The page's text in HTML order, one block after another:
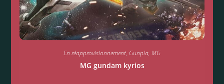
En réapprovisionnement, Gunpla, MG
MG gundam kyrios